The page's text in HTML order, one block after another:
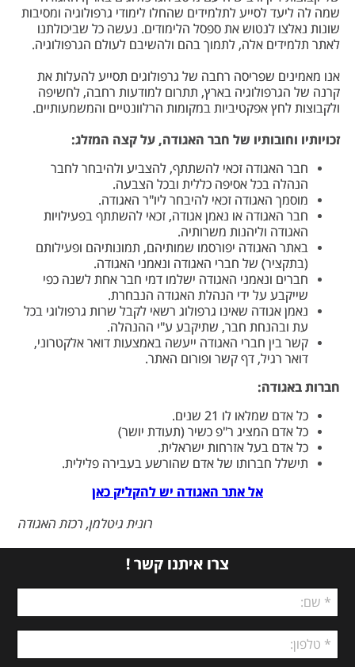
שמה לה ליעד לסייע לתלמידים שהחלו לימודי גרפולוגיה ומסיבות
שונות נאלצו לנטוש את ספסל הלימודים. נעשה כל שביכולתנו
לאתר תלמידים אלה, לתמוך בהם ולהשיבם לעולם הגרפולוגיה.
אנו מאמינים שפריסה רחבה של גרפולוגים תסייע להעלות את
קרנה של הגרפולוגיה בארץ, תתרום למודעות רחבה, לחשיפה
ולקבוצות לחץ אפקטיביות במקומות הרלוונטיים והמשמעותיים.
זכויותיו וחובותיו של חבר האגודה, על קצה המזלג:
חבר האגודה זכאי להשתתף, להצביע ולהיבחר לחבר
הנהלה בכל אסיפה כללית ובכל הצבעה.
מוסמך האגודה זכאי להיבחר ליו"ר האגודה.
חבר האגודה או נאמן אגודה, זכאי להשתתף בפעילויות
האגודה וליהנות משרותיה.
באתר האגודה יפורסמו שמותיהם, תמונותיהם ופעילותם
(בתקציר) של חברי האגודה ונאמני האגודה.
חברים ונאמני האגודה ישלמו דמי חבר אחת לשנה כפי
שייקבע על ידי הנהלת האגודה הנבחרת.
נאמן אגודה שאינו גרפולוג רשאי לקבל שרות גרפולוגי בכל
עת ובהנחת חבר, שתיקבע ע"י ההנהלה.
קשר בין חברי האגודה ייעשה באמצעות דואר אלקטרוני,
דואר רגיל, דף קשר ופורום האתר.
חברות באגודה:
כל אדם שמלאו לו 21 שנים.
כל אדם המציג ר"פ כשיר (תעודת יושר)
כל אדם בעל אזרחות ישראלית.
תישלל חברותו של אדם שהורשע בעבירה פלילית.
אל אתר האגודה יש להקליק כאן
רונית גיטלמן, רכזת האגודה
צרו איתנו קשר !